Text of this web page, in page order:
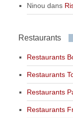
Ninou dans
Restaurants
Restaurants
Restaurants
Restaurants
Restaurants